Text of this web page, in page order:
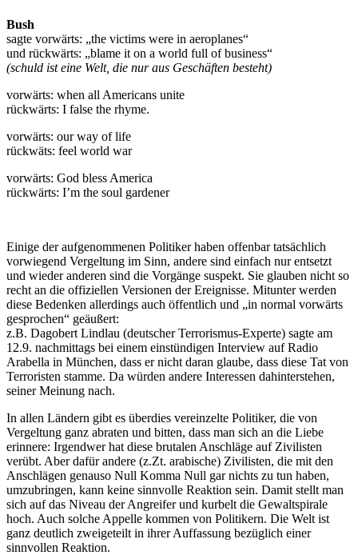
Bush
sagte vorwärts: „the victims were in aeroplanes“
und rückwärts: „blame it on a world full of business“
(schuld ist eine Welt, die nur aus Geschäften besteht)
vorwärts: when all Americans unite
rückwärts: I false the rhyme.
vorwärts: our way of life
rückwäts: feel world war
vorwärts: God bless America
rückwärts: I’m the soul gardener
Einige der aufgenommenen Politiker haben offenbar tatsächlich
vorwiegend Vergeltung im Sinn, andere sind einfach nur entsetzt
und wieder anderen sind die Vorgänge suspekt. Sie glauben nicht so
recht an die offiziellen Versionen der Ereignisse. Mitunter werden
diese Bedenken allerdings auch öffentlich und „in normal vorwärts
gesprochen“ geäußert:
z.B. Dagobert Lindlau (deutscher Terrorismus-Experte) sagte am
12.9. nachmittags bei einem einstündigen Interview auf Radio
Arabella in München, dass er nicht daran glaube, dass diese Tat von
Terroristen stamme. Da würden andere Interessen dahinterstehen,
seiner Meinung nach.
In allen Ländern gibt es überdies vereinzelte Politiker, die von
Vergeltung ganz abraten und bitten, dass man sich an die Liebe
erinnere: Irgendwer hat diese brutalen Anschläge auf Zivilisten
verübt. Aber dafür andere (z.Zt. arabische) Zivilisten, die mit den
Anschlägen genauso Null Komma Null gar nichts zu tun haben,
umzubringen, kann keine sinnvolle Reaktion sein. Damit stellt man
sich auf das Niveau der Angreifer und kurbelt die Gewaltspirale
hoch. Auch solche Appelle kommen von Politikern. Die Welt ist
ganz deutlich zweigeteilt in ihrer Auffassung bezüglich einer
sinnvollen Reaktion.